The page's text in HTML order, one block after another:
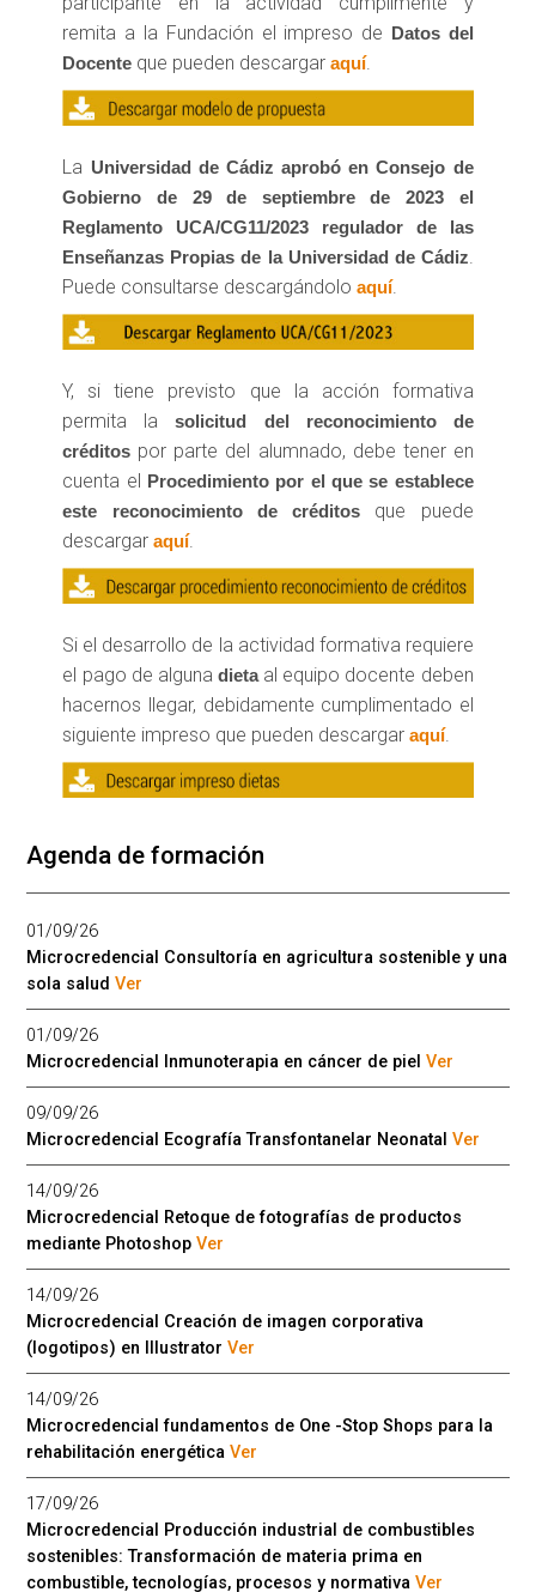
remita a la Fundación el impreso de Datos del
Docente que pueden descargaraquí.
La Universidad de Cádiz aprobó en Consejo de
Gobierno de 29 de septiembre de 2023 el
Reglamento UCA/CG11/2023 regulador de las
Enseñanzas Propias de la Universidad de Cádiz.
Puede consultarse descargándoloaquí.
Y, si tiene previsto que la acción formativa
permita lasolicitud del reconocimiento de
créditos por parte del alumnado, debe tener en
cuenta el Procedimiento por el que se establece
este reconocimiento de créditos que puede
descargaraquí.
Si el desarrollo de la actividad formativa requiere
el pago de alguna dietaal equipo docente deben
hacernos llegar, debidamente cumplimentado el
siguiente impreso que pueden descargaraquí.
Agenda de formación
01/09/26
Microcredencial Consultoría en agricultura sostenible y una
sola saludVer
01/09/26
Microcredencial Inmunoterapia en cáncer de pielVer
09/09/26
Microcredencial Ecografía Transfontanelar NeonatalVer
14/09/26
Microcredencial Retoque de fotografías de productos
mediante PhotoshopVer
14/09/26
Microcredencial Creación de imagen corporativa
(logotipos) en IllustratorVer
14/09/26
Microcredencial fundamentos de One -Stop Shops para la
rehabilitación energéticaVer
17/09/26
Microcredencial Producción industrial de combustibles
sostenibles: Transformación de materia prima en
combustible, tecnologías, procesos y normativaVer